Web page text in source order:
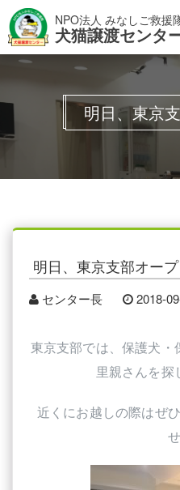
NPO法人 みなしご救援
犬猫譲渡センタ
明日、東京
明日、東京支部オープ
センター長 2018-
東京支部では、保護犬
里親さんを探
近くにお越しの際はぜ